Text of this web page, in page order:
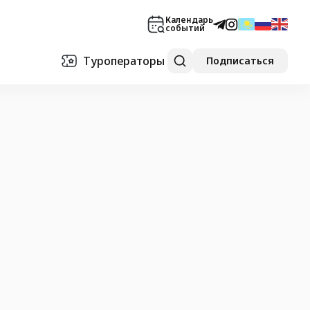
Календарь
событий
Туроператоры Подписаться